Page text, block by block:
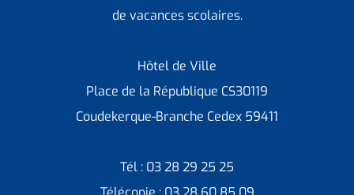
de vacances scolaires.
Hôtel de Ville
Place de la République CS30119
Coudekerque-Branche Cedex 59411
Tél : 03 28 29 25 25